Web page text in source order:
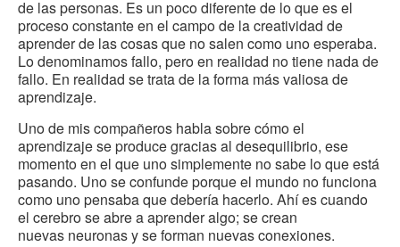
de las personas. Es un poco diferente de lo que es el
proceso constante en el campo de la creatividad de
aprender de las cosas que no salen como uno esperaba.
Lo denominamos fallo, pero en realidad no tiene nada de
fallo. En realidad se trata de la forma más valiosa de
aprendizaje.
Uno de mis compañeros habla sobre cómo el
aprendizaje se produce gracias al desequilibrio, ese
momento en el que uno simplemente no sabe lo que está
pasando. Uno se confunde porque el mundo no funciona
como uno pensaba que debería hacerlo. Ahí es cuando
el cerebro se abre a aprender algo; se crean
nuevas neuronas y se forman nuevas conexiones.